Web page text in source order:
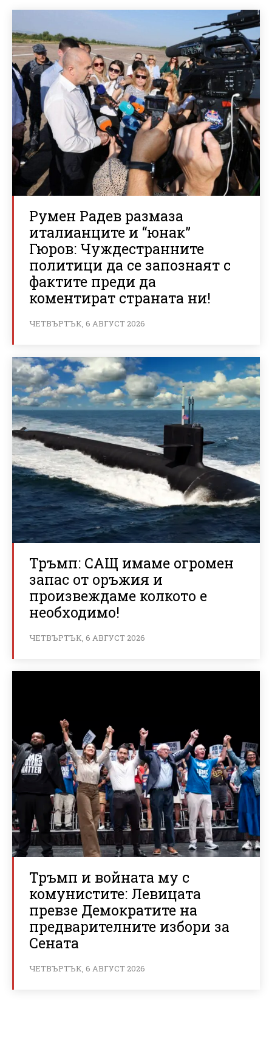
Румен Радев размаза
италианците и “юнак”
Гюров: Чуждестранните
политици да се запознаят с
фактите преди да
коментират страната ни!
ЧЕТВЪРТЪК, 6 АВГУСТ 2026
Тръмп: САЩ имаме огромен
запас от оръжия и
произвеждаме колкото е
необходимо!
ЧЕТВЪРТЪК, 6 АВГУСТ 2026
Тръмп и войната му с
комунистите: Левицата
превзе Демократите на
предварителните избори за
Сената
ЧЕТВЪРТЪК, 6 АВГУСТ 2026